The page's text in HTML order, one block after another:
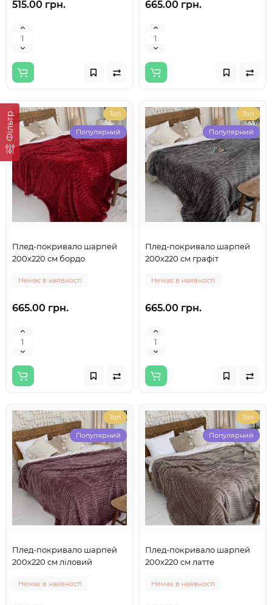
Фільтр
515.00 грн. 665.00 грн.
Топ
Популярний
Плед-покривало шарпей
200х220 см бордо
Немає в наявності
665.00 грн.
Топ
Популярний
Плед-покривало шарпей
200х220 см графіт
Немає в наявності
665.00 грн.
Топ
Популярний
Плед-покривало шарпей
200х220 см ліловий
Немає в наявності
Топ
Популярний
Плед-покривало шарпей
200х220 см латте
Немає в наявності